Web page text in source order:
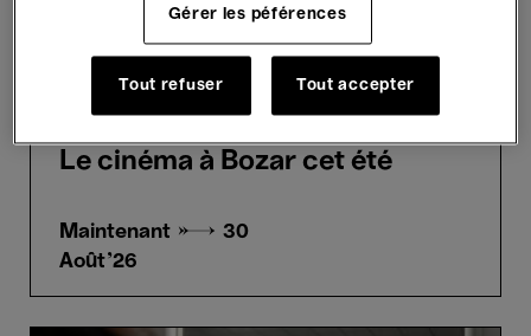
Films New release Replay
Le cinéma à Bozar cet été
Maintenant → 30
Août'26
Gérer les péférences
Tout refuser Tout accepter